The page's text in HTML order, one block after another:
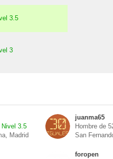
3.5
3
Nivel 3.5
Madrid
juanma65
Hombre de
San
foropen